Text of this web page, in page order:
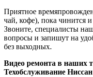
Приятное
чай, кофе), пока чинится
Звоните, специалисты
вопросы и запишут на
без выходных.
Видео ремонта в наших
Техобслуживание